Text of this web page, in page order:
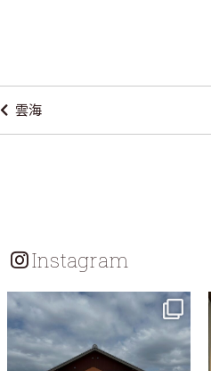
稿
ナ
ョ
ン
雲海
Instagram
tomohouseinc